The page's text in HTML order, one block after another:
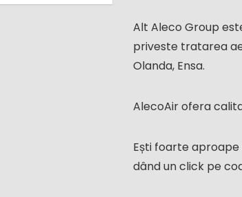
Alt Aleco Group
priveste tratarea
Olanda, Ensa.
AlecoAir ofera
Ești foarte
dând un click pe